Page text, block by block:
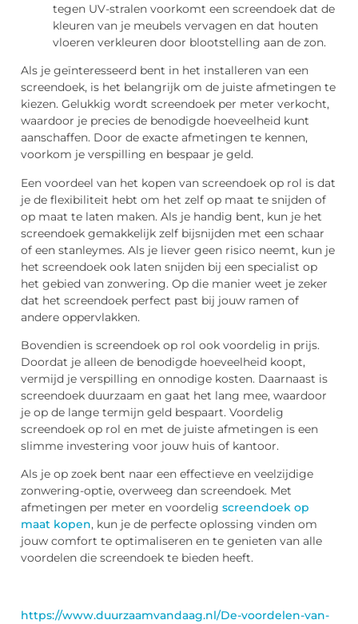
tegen UV-stralen voorkomt een screendoek dat de
kleuren van je meubels vervagen en dat houten
vloeren verkleuren door blootstelling aan de zon.
Als je geïnteresseerd bent in het installeren van een
screendoek, is het belangrijk om de juiste afmetingen te
kiezen. Gelukkig wordt screendoek per meter verkocht,
waardoor je precies de benodigde hoeveelheid kunt
aanschaffen. Door de exacte afmetingen te kennen,
voorkom je verspilling en bespaar je geld.
Een voordeel van het kopen van screendoek op rol is dat
je de flexibiliteit hebt om het zelf op maat te snijden of
op maat te laten maken. Als je handig bent, kun je het
screendoek gemakkelijk zelf bijsnijden met een schaar
of een stanleymes. Als je liever geen risico neemt, kun je
het screendoek ook laten snijden bij een specialist op
het gebied van zonwering. Op die manier weet je zeker
dat het screendoek perfect past bij jouw ramen of
andere oppervlakken.
Bovendien is screendoek op rol ook voordelig in prijs.
Doordat je alleen de benodigde hoeveelheid koopt,
vermijd je verspilling en onnodige kosten. Daarnaast is
screendoek duurzaam en gaat het lang mee, waardoor
je op de lange termijn geld bespaart. Voordelig
screendoek op rol en met de juiste afmetingen is een
slimme investering voor jouw huis of kantoor.
Als je op zoek bent naar een effectieve en veelzijdige
zonwering-optie, overweeg dan screendoek. Met
afmetingen per meter en voordelig screendoek op
maat kopen, kun je de perfecte oplossing vinden om
jouw comfort te optimaliseren en te genieten van alle
voordelen die screendoek te bieden heeft.
https://www.duurzaamvandaag.nl/De-voordelen-van-